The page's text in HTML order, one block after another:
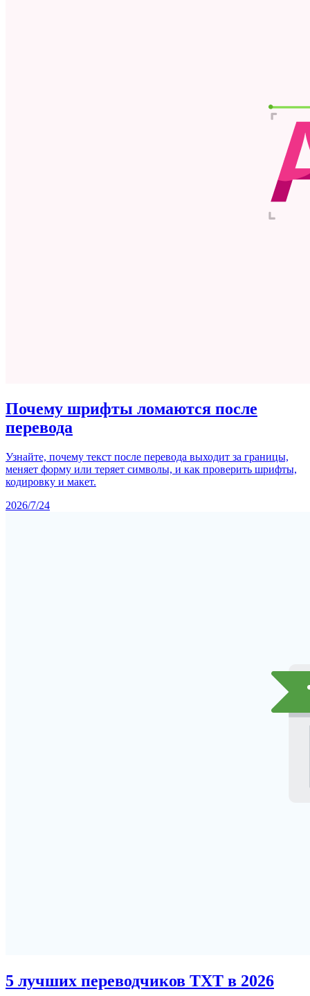
Почему шрифты ломаются после
перевода
Узнайте, почему текст после перевода выходит за границы,
меняет форму или теряет символы, и как проверить шрифты,
кодировку и макет.
2026/7/24
5 лучших переводчиков TXT в 2026